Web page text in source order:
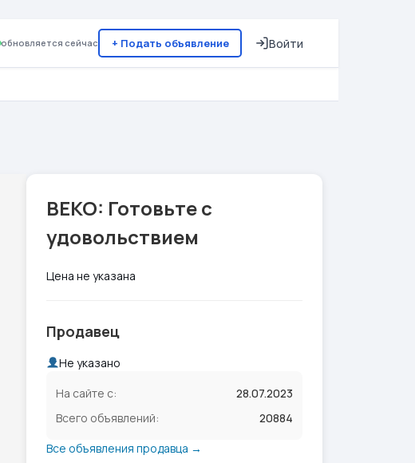
обновляется сейчас + Подать объявление Войти
BEKO: Готовьте с
удовольствием
Цена не указана
Продавец
Не указано
На сайте с:
28.07.2023
Всего объявлений:
20884
Все объявления продавца →